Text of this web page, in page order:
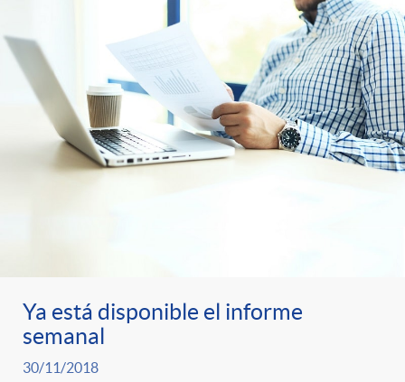
Ya está disponible el informe
semanal
30/11/2018